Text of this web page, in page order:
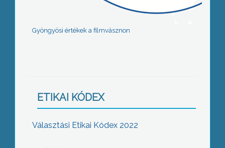
Gyöngyösi értékek a filmvásznon
ETIKAI KÓDEX
Választási Etikai Kódex 2022